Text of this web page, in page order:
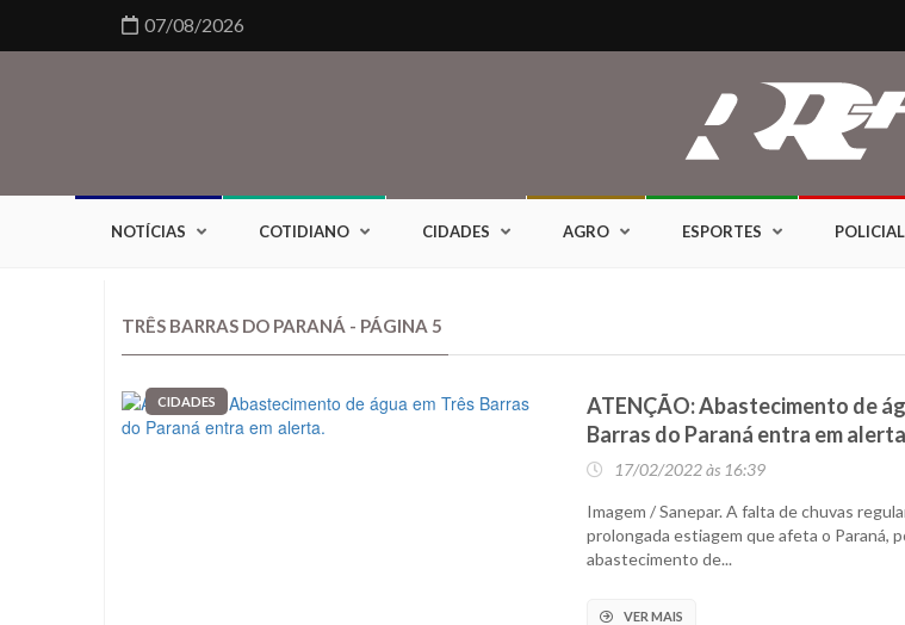
07/08/2026
NOTÍCIAS COTIDIANO CIDADES AGRO ESPORTES POLICIAL
TRÊS BARRAS DO PARANÁ - PÁGINA 5
CIDADES
ATENÇÃO: Abastecimento de
Barras do Paraná entra em
17/02/2022 às 16:39
Imagem / Sanepar. A falta de chuvas
prolongada estiagem que afeta o Paraná,
abastecimento de...
VER MAIS